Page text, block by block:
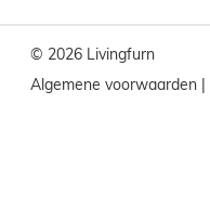
© 2026 Livingfurn
Algemene voorwaarden |